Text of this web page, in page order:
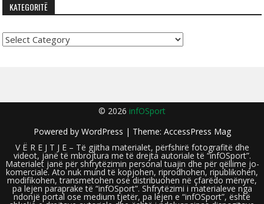
KATEGORITË
Kategoritë
© 2026 infOSport
Powered by WordPress | Theme: AccessPress Mag
V Ë R E J T J E – Të gjitha materialet, përfshirë fotografitë dhe
videot, janë të mbrojtura me të drejta autoriale të “infOSport”.
Materialet janë për shfrytëzimin personal tuajin dhe për qëllime jo-
komerciale. Ato nuk mund të kopjohen, riprodhohen, ripublikohen,
modifikohen, transmetohen ose distribuohen në çfarëdo mënyre,
pa lejen paraprake të “infOSport”. Shfrytëzimi i materialeve nga
ndonjë portal ose medium tjetër, pa lejen e “infOSport”, është